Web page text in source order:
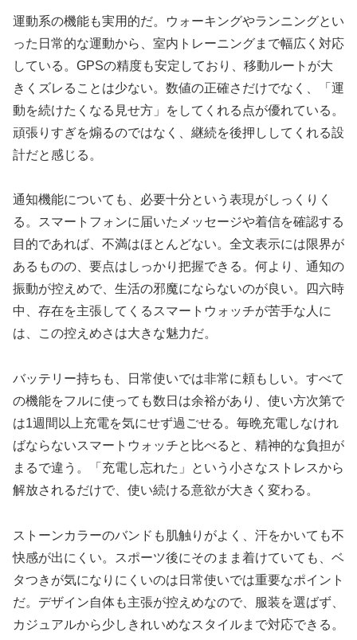
運動系の機能も実用的だ。ウォーキングやランニングとい
った日常的な運動から、室内トレーニングまで幅広く対応
している。GPSの精度も安定しており、移動ルートが大
きくズレることは少ない。数値の正確さだけでなく、「運
動を続けたくなる見せ方」をしてくれる点が優れている。
頑張りすぎを煽るのではなく、継続を後押ししてくれる設
計だと感じる。
通知機能についても、必要十分という表現がしっくりく
る。スマートフォンに届いたメッセージや着信を確認する
目的であれば、不満はほとんどない。全文表示には限界が
あるものの、要点はしっかり把握できる。何より、通知の
振動が控えめで、生活の邪魔にならないのが良い。四六時
中、存在を主張してくるスマートウォッチが苦手な人に
は、この控えめさは大きな魅力だ。
バッテリー持ちも、日常使いでは非常に頼もしい。すべて
の機能をフルに使っても数日は余裕があり、使い方次第で
は1週間以上充電を気にせず過ごせる。毎晩充電しなけれ
ばならないスマートウォッチと比べると、精神的な負担が
まるで違う。「充電し忘れた」という小さなストレスから
解放されるだけで、使い続ける意欲が大きく変わる。
ストーンカラーのバンドも肌触りがよく、汗をかいても不
快感が出にくい。スポーツ後にそのまま着けていても、ベ
タつきが気になりにくいのは日常使いでは重要なポイント
だ。デザイン自体も主張が控えめなので、服装を選ばず、
カジュアルから少しきれいめなスタイルまで対応できる。